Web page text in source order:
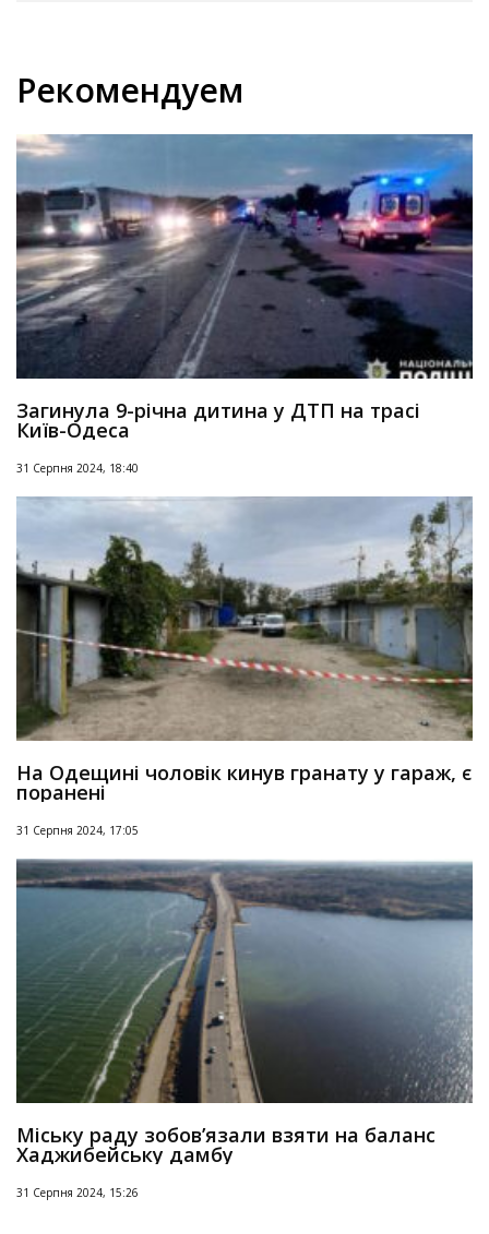
Рекомендуем
Загинула 9-річна дитина у ДТП на трасі
Київ-Одеса
31 Серпня 2024, 18:40
На Одещині чоловік кинув гранату у гараж, є
поранені
31 Серпня 2024, 17:05
Міську раду зобов’язали взяти на баланс
Хаджибейську дамбу
31 Серпня 2024, 15:26